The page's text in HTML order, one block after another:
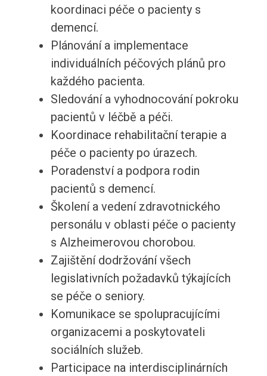
koordinaci péče o pacienty s
demencí.
Plánování a implementace
individuálních péčových plánů pro
každého pacienta.
Sledování a vyhodnocování pokroku
pacientů v léčbě a péči.
Koordinace rehabilitační terapie a
péče o pacienty po úrazech.
Poradenství a podpora rodin
pacientů s demencí.
Školení a vedení zdravotnického
personálu v oblasti péče o pacienty
s Alzheimerovou chorobou.
Zajištění dodržování všech
legislativních požadavků týkajících
se péče o seniory.
Komunikace se spolupracujícími
organizacemi a poskytovateli
sociálních služeb.
Participace na interdisciplinárních